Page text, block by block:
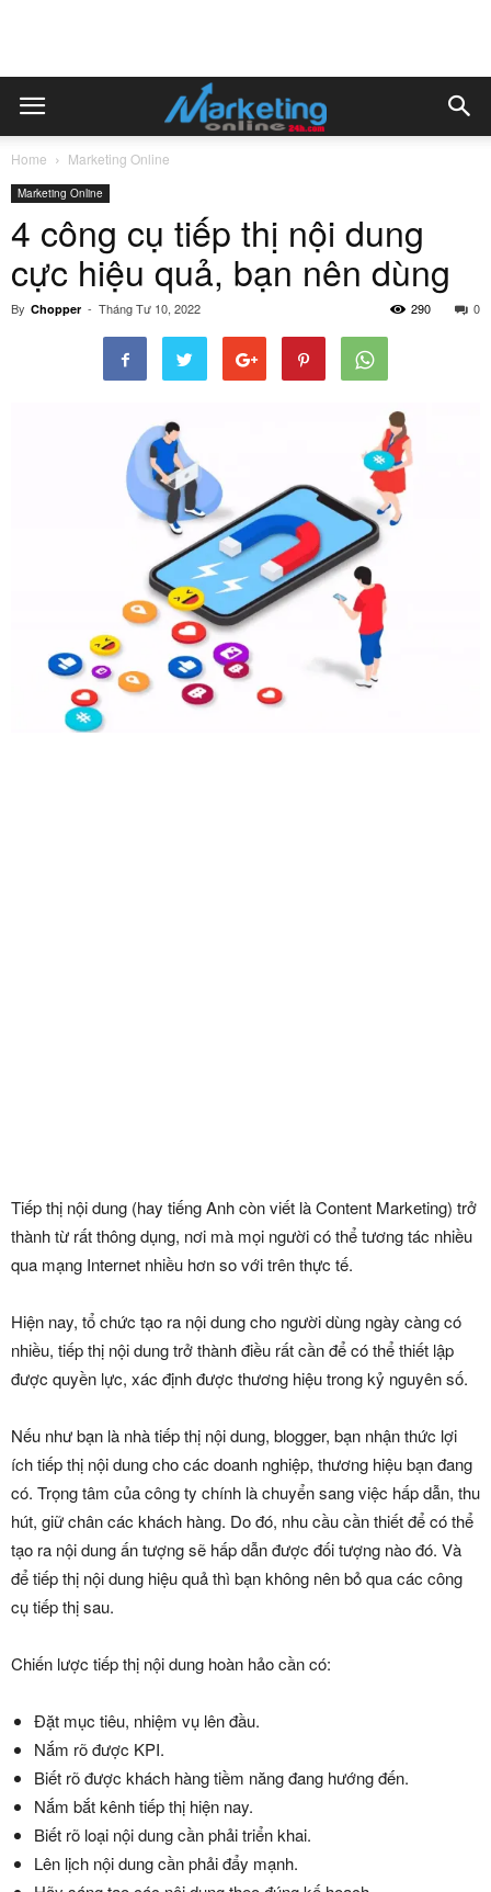
Home Marketing Online
Marketing Online
4 công cụ tiếp thị nội dung
cực hiệu quả, bạn nên dùng
By Chopper - Tháng Tư 10, 2022 0
290
Tiếp thị nội dung (hay tiếng Anh còn viết là Content Marketing) trở
thành từ rất thông dụng, nơi mà mọi người có thể tương tác nhiều
qua mạng Internet nhiều hơn so với trên thực tế.
Hiện nay, tổ chức tạo ra nội dung cho người dùng ngày càng có
nhiều, tiếp thị nội dung trở thành điều rất cần để có thể thiết lập
được quyền lực, xác định được thương hiệu trong kỷ nguyên số.
Nếu như bạn là nhà tiếp thị nội dung, blogger, bạn nhận thức lợi
ích tiếp thị nội dung cho các doanh nghiệp, thương hiệu bạn đang
có. Trọng tâm của công ty chính là chuyển sang việc hấp dẫn, thu
hút, giữ chân các khách hàng. Do đó, nhu cầu cần thiết để có thể
tạo ra nội dung ấn tượng sẽ hấp dẫn được đối tượng nào đó. Và
để tiếp thị nội dung hiệu quả thì bạn không nên bỏ qua các công
cụ tiếp thị sau.
Chiến lược tiếp thị nội dung hoàn hảo cần có:
Đặt mục tiêu, nhiệm vụ lên đầu.
Nắm rõ được KPI.
Biết rõ được khách hàng tiềm năng đang hướng đến.
Nắm bắt kênh tiếp thị hiện nay.
Biết rõ loại nội dung cần phải triển khai.
Lên lịch nội dung cần phải đẩy mạnh.